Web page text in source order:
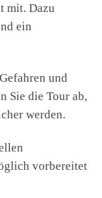
mit. Dazu
ein
und
Sie die Tour ab,
werden.
vorbereitet